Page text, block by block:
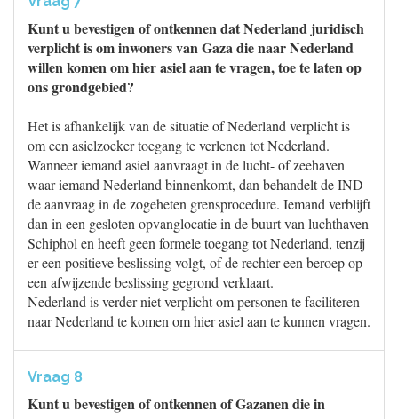
Kunt u bevestigen of ontkennen dat Nederland juridisch
verplicht is om inwoners van Gaza die naar Nederland
willen komen om hier asiel aan te vragen, toe te laten op
ons grondgebied?
Het is afhankelijk van de situatie of Nederland verplicht is
om een asielzoeker toegang te verlenen tot Nederland.
Wanneer iemand asiel aanvraagt in de lucht- of zeehaven
waar iemand Nederland binnenkomt, dan behandelt de IND
de aanvraag in de zogeheten grensprocedure. Iemand verblijft
dan in een gesloten opvanglocatie in de buurt van luchthaven
Schiphol en heeft geen formele toegang tot Nederland, tenzij
er een positieve beslissing volgt, of de rechter een beroep op
een afwijzende beslissing gegrond verklaart.
Nederland is verder niet verplicht om personen te faciliteren
naar Nederland te komen om hier asiel aan te kunnen vragen.
Vraag 8
Kunt u bevestigen of ontkennen of Gazanen die in